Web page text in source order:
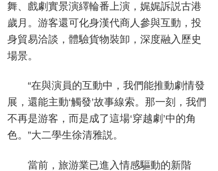
舞、戲劇實景演繹輪番上演，娓娓訴説古港
歲月。游客還可化身漢代商人參與互動，投
身貿易洽談，體驗貨物裝卸，深度融入歷史
場景。
“在與演員的互動中，我們能推動劇情發
展，還能主動‘觸發’故事線索。那一刻，我們
不再是游客，而是成了這場‘穿越劇’中的角
色。”大二學生徐清雅説。
當前，旅游業已進入情感驅動的新階